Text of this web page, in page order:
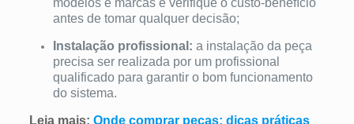
antes de tomar qualquer decisão;
Instalação profissional: a instalação da peça
precisa ser realizada por um profissional
qualificado para garantir o bom funcionamento
do sistema.
Leia mais: Onde comprar peças: dicas práticas